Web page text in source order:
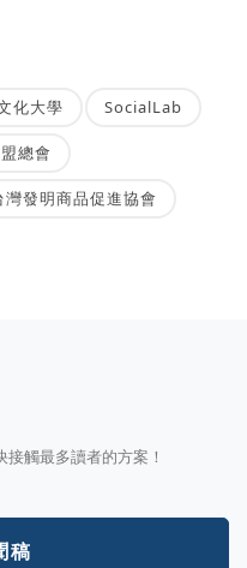
化大學 SocialLab
總會
灣發明商品促進協會
觸最多讀者的方案！
稿